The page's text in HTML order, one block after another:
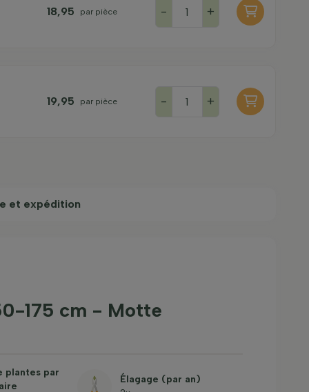
18,95 par pièce - +
19,95 par pièce - +
et expédition
175 cm - Motte
plantes par
Élagage (par an)